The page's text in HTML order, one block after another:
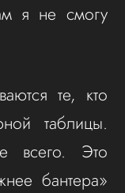
я не смогу
те, кто
таблицы.
всего. Это
бантера»